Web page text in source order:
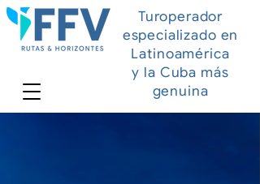
Turoperador
especializado en
Latinoamérica
y la Cuba más
genuina